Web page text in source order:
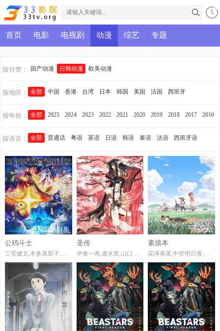
首页 电影 电视剧 动漫 综艺 专题
按分类： 国产动漫 日韩动漫 欧美动漫
按地区： 全部 中国 香港 台湾 日本 韩国 美国 法国 西班牙
按年份： 全部 2025 2024 2023 2022 2021 2020 2019 2018 2017 2016
按语言： 全部 普通话 粤语 英语 日语 韩语 泰语 法语 西班牙语
更新至第01集
公鸡斗士
三宅健太,本多真梨子,井泽诗织,大野智敬,鹿糠光明,大塚明夫,远野光,甲斐田裕子,笠间淳,藤原夏海
DVD中字
圣传
伊倉一寿,速水奖,山口胜平,榊原良子
已完结
素描本
花泽香菜,中世明日香,牧野由依,广桥凉,斋藤桃子,田村由香里,小清水亚美,浅野真澄,桑谷夏子,后藤邑子,大原崇,田坂秀树,下野纮,能登麻美子,大原沙耶香,日笠阳子,清水香里,金田朋子,伊藤静,中田让治